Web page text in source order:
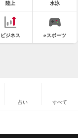
陸上 水泳
ビジネス eスポーツ
占い すべて